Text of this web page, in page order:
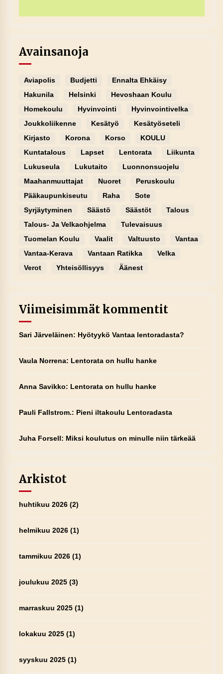
Avainsanoja
Aviapolis Budjetti
Ennalta Ehkäisy
Hakunila
Helsinki
Hevoshaan Koulu
Homekoulu
Hyvinvointi
Hyvinvointivelka
Joukkoliikenne
Kesätyö
Kesätyöseteli
Kirjasto
Korona Korso
KOULU
Kuntatalous
Lapset Lentorata
Liikunta
Lukuseula
Lukutaito
Luonnonsuojelu
Maahanmuuttajat
Nuoret
Peruskoulu
Pääkaupunkiseutu
Raha
Sote
Syrjäytyminen
Säästö Säästöt
Talous
Talous- Ja Velkaohjelma
Tulevaisuus
Tuomelan Koulu
Vaalit Valtuusto
Vantaa
Vantaa-Kerava
Vantaan Ratikka
Velka
Verot
Yhteisöllisyys Äänest
Viimeisimmät kommentit
Sari Järveläinen: Hyötyykö Vantaa lentoradasta?
Vaula Norrena: Lentorata on hullu hanke
Anna Savikko: Lentorata on hullu hanke
Pauli Fallstrom.: Pieni iltakoulu Lentoradasta
Juha Forsell: Miksi koulutus on minulle niin tärkeää
Arkistot
huhtikuu 2026(2)
helmikuu 2026(1)
tammikuu 2026(1)
joulukuu 2025(3)
marraskuu 2025(1)
lokakuu 2025(1)
syyskuu 2025(1)